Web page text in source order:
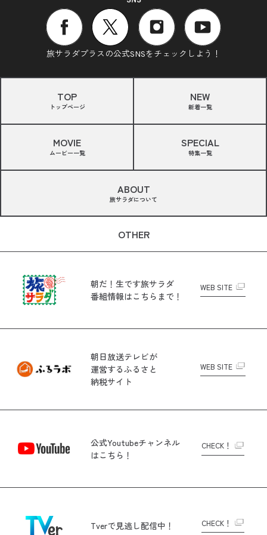
旅サラダプラスの公式SNSをチェックしよう！
TOP
トップページ
NEW
新着一覧
MOVIE
ムービー一覧
SPECIAL
特集一覧
ABOUT
旅サラダについて
OTHER
朝だ！生です旅サラダ
番組情報はこちらまで！
WEB SITE
朝日放送テレビが
運営するふるさと
納税サイト
WEB SITE
公式Youtubeチャンネル
はこちら！
CHECK！
Tverで見逃し配信中！ CHECK！